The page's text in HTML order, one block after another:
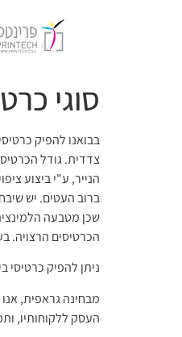
סוגי
בבואנו להפיק
הנייר, ע"י ביצוע
ברוב העטים. יש
שכן מטבעה
הכרטיסים הרצויה. בעבר כרטיסי ביקור
ניתן להפיק
מבחינה גראפית,
העסק ללקוחותיו,